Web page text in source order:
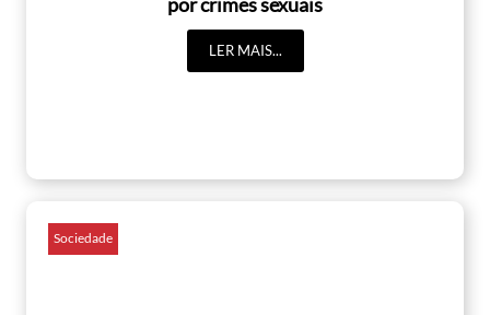
LER MAIS...
Sociedade